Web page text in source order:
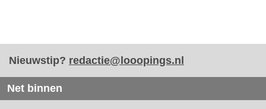
Nieuwstip? redactie@looopings.nl
Net binnen